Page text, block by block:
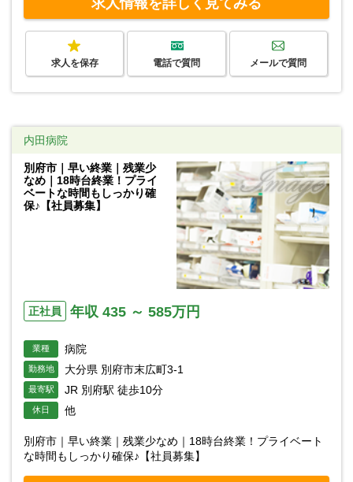
求人を保存 電話で質問 メールで質問
内田病院
別府市｜早い終業｜残業少
なめ｜18時台終業！プライ
ベートな時間もしっかり確
保♪【社員募集】
正社員 年収 435 ～ 585万円
業種 病院
勤務地 大分県 別府市末広町3-1
最寄駅 JR 別府駅 徒歩10分
休日 他
別府市｜早い終業｜残業少なめ｜18時台終業！プライベート
な時間もしっかり確保♪【社員募集】